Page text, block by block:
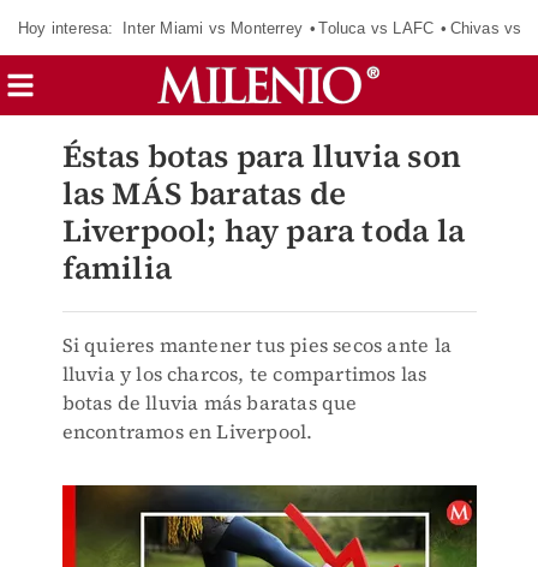
Hoy interesa: Inter Miami vs Monterrey Toluca vs LAFC Chivas vs
Éstas botas para lluvia son
las MÁS baratas de
Liverpool; hay para toda la
familia
Si quieres mantener tus pies secos ante la
lluvia y los charcos, te compartimos las
botas de lluvia más baratas que
encontramos en Liverpool.